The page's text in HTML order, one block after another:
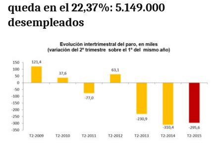
queda en el 22,37%: 5.149.000
desempleados